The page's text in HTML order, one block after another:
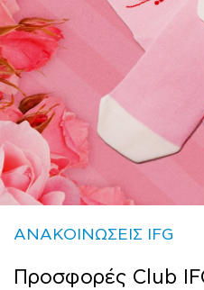
ΒΙΒΛΙΟΘΗΚΗ
ΑΝΑΚΟΙΝΩΣΕΙΣ IFG
Προσφορές Club